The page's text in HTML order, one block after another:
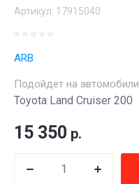
Артикул: 17915040
ARB
Подойдет на автомобили
Toyota Land Cruiser 200
15 350 р.